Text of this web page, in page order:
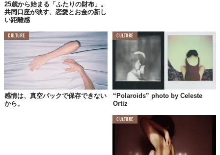
25歳から始まる「ふたりの財布」。
共同口座が映す、恋愛とお金の新し
い距離感
CULTURE
感情は、真空パックで保存できない
から。
CULTURE
“Polaroids” photo by Celeste
Ortiz
CULTURE